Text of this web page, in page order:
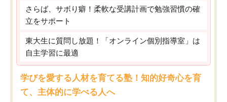
さらば、サボり癖！柔軟な受講計画で勉強習慣の確
立をサポート
東大生に質問し放題！「オンライン個別指導室」は
自主学習に最適
学びを愛する人材を育てる塾！知的好奇心を育
て、主体的に学べる人へ